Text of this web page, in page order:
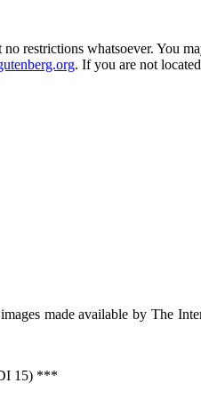
restrictions whatsoever. You
. If you are not
made available by The
15) ***